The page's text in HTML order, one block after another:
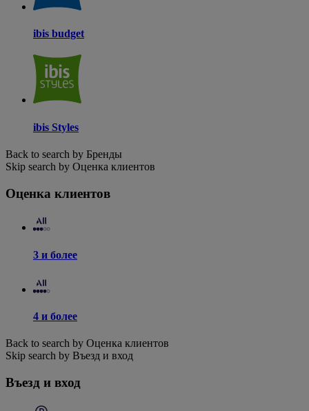
ibis budget
ibis Styles
Back to search by Бренды
Skip search by Оценка клиентов
Оценка клиентов
3 и более
4 и более
Back to search by Оценка клиентов
Skip search by Въезд и вход
Въезд и вход